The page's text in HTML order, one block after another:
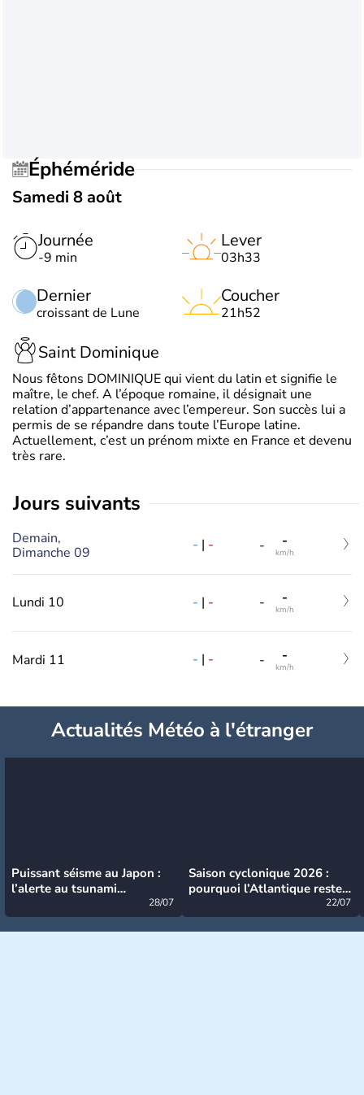
Éphéméride
Samedi 8 août
Journée
-9 min
Dernier
croissant de Lune
Lever
03h33
Coucher
21h52
Saint Dominique
Nous fêtons DOMINIQUE qui vient du latin et signifie le
maître, le chef. A l’époque romaine, il désignait une
relation d’appartenance avec l’empereur. Son succès lui a
permis de se répandre dans toute l’Europe latine.
Actuellement, c’est un prénom mixte en France et devenu
très rare.
jours suivants
Demain,
Dimanche 09
- | - - -
km/h
Lundi 10 - | - - -
km/h
Mardi 11 - | - - -
km/h
Actualités Météo à l'étranger
Puissant séisme au Japon :
l’alerte au tsunami
28/07
Saison cyclonique 2026 :
pourquoi l’Atlantique reste
22/07